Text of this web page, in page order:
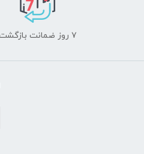
۷ روز ضمانت بازگشت